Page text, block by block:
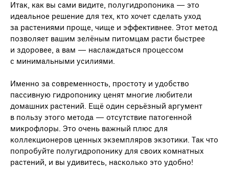
Итак, как вы сами видите, полугидропоника — это
идеальное решение для тех, кто хочет сделать уход
за растениями проще, чище и эффективнее. Этот метод
позволяет вашим зелёным питомцам расти быстрее
и здоровее, а вам — наслаждаться процессом
с минимальными усилиями.
Именно за современность, простоту и удобство
пассивную гидропонику ценят многие любители
домашних растений. Ещё один серьёзный аргумент
в пользу этого метода — отсутствие патогенной
микрофлоры. Это очень важный плюс для
коллекционеров ценных экземпляров экзотики. Так что
попробуйте полугидропонику для своих комнатных
растений, и вы удивитесь, насколько это удобно!